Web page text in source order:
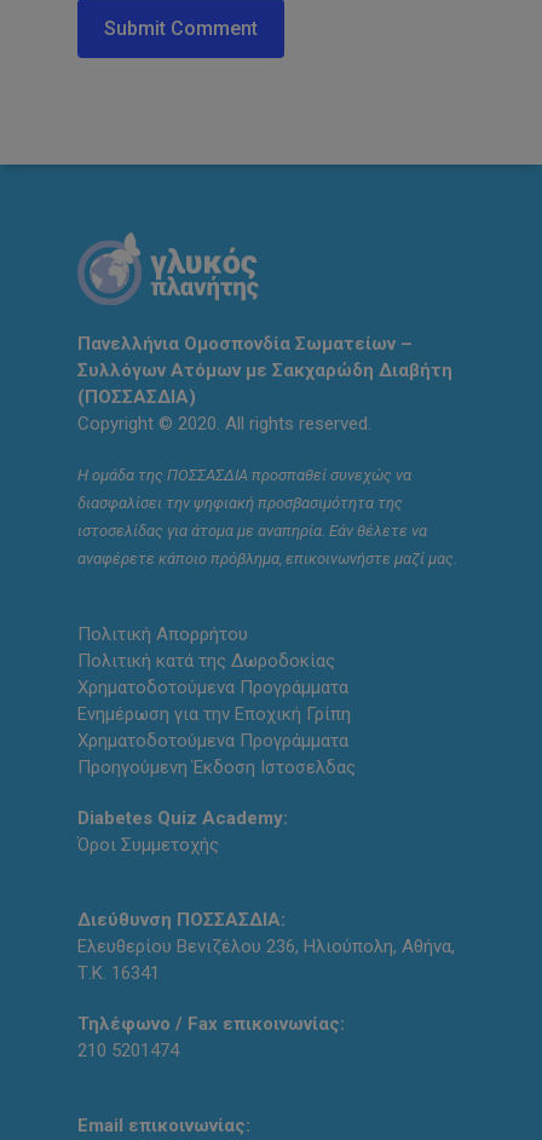
Πανελλήνια Ομοσπονδία Σωματείων –
Συλλόγων Ατόμων με Σακχαρώδη Διαβήτη
(ΠΟΣΣΑΣΔΙΑ)
Copyright © 2020. All rights reserved.
Η ομάδα της ΠΟΣΣΑΣΔΙΑ προσπαθεί συνεχώς να
διασφαλίσει την ψηφιακή προσβασιμότητα της
ιστοσελίδας για άτομα με αναπηρία. Εάν θέλετε να
αναφέρετε κάποιο πρόβλημα, επικοινωνήστε μαζί μας.
Πολιτική Απορρήτου
Πολιτική κατά της Δωροδοκίας
Χρηματοδοτούμενα Προγράμματα
Ενημέρωση για την Εποχική Γρίπη
Χρηματοδοτούμενα Προγράμματα
Προηγούμενη Έκδοση Ιστοσελδας
Diabetes Quiz Academy:
Όροι Συμμετοχής
Διεύθυνση ΠΟΣΣΑΣΔΙΑ:
Ελευθερίου Βενιζέλου 236, Ηλιούπολη, Αθήνα,
Τ.Κ. 16341
Τηλέφωνο / Fax επικοινωνίας:
210 5201474
Email επικοινωνίας: